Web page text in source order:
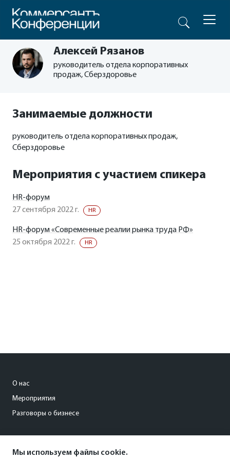
Алексей Рязанов
руководитель отдела корпоративных
продаж, Сберздоровье
Занимаемые должности
руководитель отдела корпоративных продаж,
Сберздоровье
Мероприятия с участием спикера
HR-форум
27 сентября 2022 г.
HR
HR-форум «Современные реалии рынка труда РФ»
25 октября 2022 г.
HR
О нас
Мероприятия
Разговоры о бизнесе
Мы используем файлы cookie.